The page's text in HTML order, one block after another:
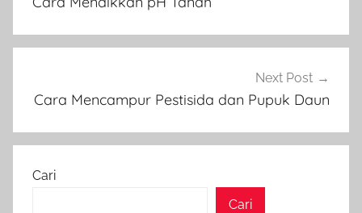
Next Post
Cara Mencampur Pestisida dan Pupuk Daun
Cari
Cari